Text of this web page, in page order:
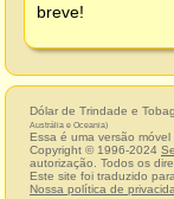
breve!
Dólar de Trindade e
Austrália e Oceania)
Essa é uma versão móvel
Copyright © 1996-2024
autorização. Todos os
Este site foi traduzido
Nossa política de